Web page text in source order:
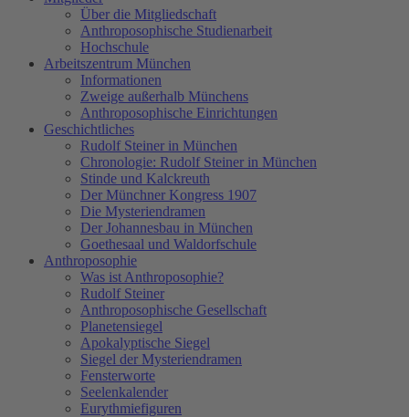
Über die Mitgliedschaft
Anthroposophische Studienarbeit
Hochschule
Arbeitszentrum München
Informationen
Zweige außerhalb Münchens
Anthroposophische Einrichtungen
Geschichtliches
Rudolf Steiner in München
Chronologie: Rudolf Steiner in München
Stinde und Kalckreuth
Der Münchner Kongress 1907
Die Mysteriendramen
Der Johannesbau in München
Goethesaal und Waldorfschule
Anthroposophie
Was ist Anthroposophie?
Rudolf Steiner
Anthroposophische Gesellschaft
Planetensiegel
Apokalyptische Siegel
Siegel der Mysteriendramen
Fensterworte
Seelenkalender
Eurythmiefiguren